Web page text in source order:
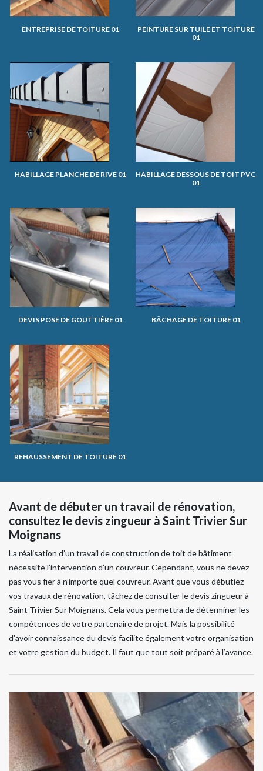
ENTREPRISE DE TOITURE 01
PEINTURE SUR TUILE ET TOITURE
01
HABILLAGE PLANCHE DE RIVE 01
HABILLAGE DESSOUS DE TOIT PVC
01
DEVIS POSE DE GOUTTIÈRE 01 BÂCHAGE DE TOITURE 01
REHAUSSEMENT DE TOITURE 01
Avant de débuter un travail de rénovation,
consultez le devis zingueur à Saint Trivier Sur
Moignans
La réalisation d’un travail de construction de toit de bâtiment
nécessite l’intervention d’un couvreur. Cependant, vous ne devez
pas vous fier à n’importe quel couvreur. Avant que vous débutiez
vos travaux de rénovation, tâchez de consulter le devis zingueur à
Saint Trivier Sur Moignans. Cela vous permettra de déterminer les
compétences de votre partenaire de projet. Mais la possibilité
d'avoir connaissance du devis facilite également votre organisation
et votre gestion du budget. Il faut que tout soit préparé à l’avance.